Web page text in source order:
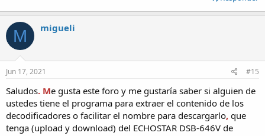
M migueli
Jun 17, 2021 #15
Saludos. Me gusta este foro y me gustaría saber si alguien de
ustedes tiene el programa para extraer el contenido de los
decodificadores o facilitar el nombre para descargarlo, que
tenga (upload y download) del ECHOSTAR DSB-646V de